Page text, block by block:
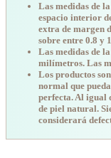
Las medidas de
espacio interior
extra de margen
sobre entre 0.8 y
Las medidas de
milímetros. Las
Los productos
normal que
perfecta. Al igual
de piel natural.
considerará